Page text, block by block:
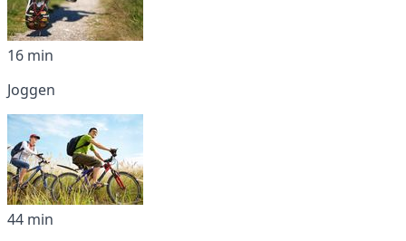
16 min
Joggen
44 min